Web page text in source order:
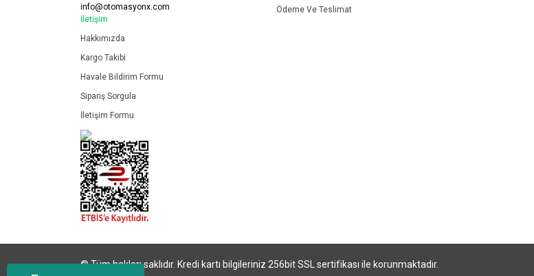
info@otomasyonx.com
İletişim
Hakkımızda
Kargo Takibi
Havale Bildirim Formu
Sipariş Sorgula
İletişim Formu
Ödeme Ve Teslimat
© Tüm hakları saklıdır. Kredi kartı bilgileriniz 256bit SSL sertifikası ile korunmaktadır.